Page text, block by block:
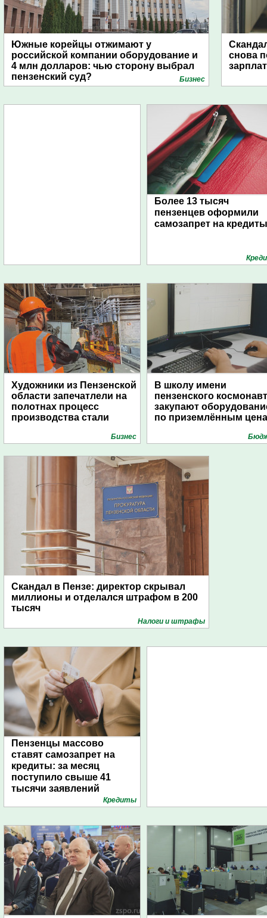
Южные корейцы отжимают у
российской компании оборудование и
4 млн долларов: чью сторону выбрал
пензенский суд?
Бизнес
снова
Более 13 тысяч
пензенцев оформили
самозапрет на кредиты
Художники из Пензенской
области запечатлели на
полотнах процесс
производства стали
Бизнес
В школу имени
пензенского
закупают
по приземлённым
Скандал в Пензе: директор скрывал
миллионы и отделался штрафом в 200
тысяч
Налоги и штрафы
Пензенцы массово
ставят самозапрет на
кредиты: за месяц
поступило свыше 41
тысячи заявлений
Кредиты